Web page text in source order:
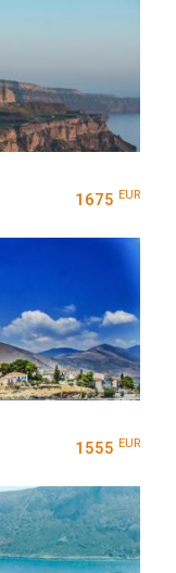
1675 EUR
1555 EUR